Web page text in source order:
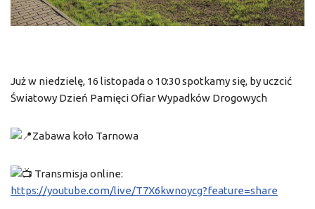
Już w niedzielę, 16 listopada o 10:30 spotkamy się, by uczcić
Światowy Dzień Pamięci Ofiar Wypadków Drogowych
Zabawa koło Tarnowa
Transmisja online:
https://youtube.com/live/T7X6kwnoycg?feature=share